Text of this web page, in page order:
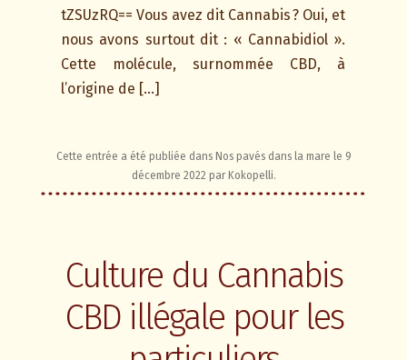
tZSUzRQ== Vous avez dit Cannabis ? Oui, et
nous avons surtout dit : « Cannabidiol ».
Cette molécule, surnommée CBD, à
l’origine de […]
Cette entrée a été publiée dans Nos pavés dans la mare le 9
décembre 2022 par Kokopelli.
Culture du Cannabis
CBD illégale pour les